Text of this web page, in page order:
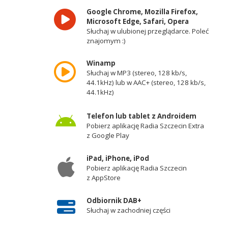
Google Chrome, Mozilla Firefox,
Microsoft Edge, Safari, Opera
Słuchaj w ulubionej przeglądarce. Poleć
znajomym :)
Winamp
Słuchaj w MP3 (stereo, 128 kb/s,
44.1kHz) lub w AAC+ (stereo, 128 kb/s,
44.1kHz)
Telefon lub tablet z Androidem
Pobierz aplikację Radia Szczecin Extra
z Google Play
iPad, iPhone, iPod
Pobierz aplikację Radia Szczecin
z AppStore
Odbiornik DAB+
Słuchaj w zachodniej części